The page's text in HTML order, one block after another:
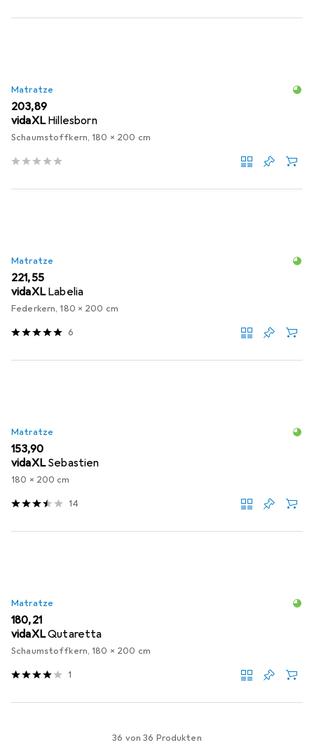
Matratze
EUR
203,89
vidaXL Hillesborn
Schaumstoffkern, 180 x 200 cm
Matratze
EUR
221,55
vidaXL Labelia
Federkern, 180 x 200 cm
6
Matratze
EUR
153,90
vidaXL Sebastien
180 x 200 cm
14
Matratze
EUR
180,21
vidaXLQutaretta
Schaumstoffkern, 180 x 200 cm
1
36 von 36 Produkten